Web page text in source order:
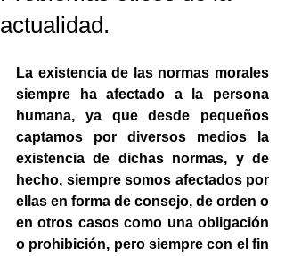
actualidad.
La existencia de las normas morales
siempre ha afectado a la persona
humana, ya que desde pequeños
captamos por diversos medios la
existencia de dichas normas, y de
hecho, siempre somos afectados por
ellas en forma de consejo, de orden o
en otros casos como una obligación
o prohibición, pero siempre con el fin